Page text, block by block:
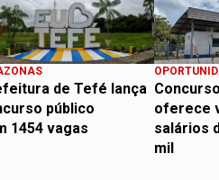
de Tefé lança
público
1454 vagas
oferece
salários
mil